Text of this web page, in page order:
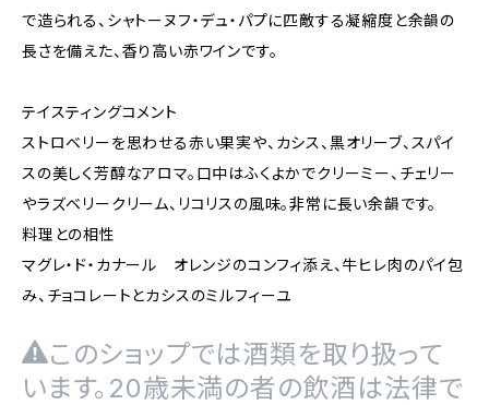
で造られる、シャトーヌフ・デュ・パプに匹敵する凝縮度と余韻の
長さを備えた、香り高い赤ワインです。
テイスティングコメント
ストロベリーを思わせる赤い果実や、カシス、黒オリーブ、スパイ
スの美しく芳醇なアロマ。口中はふくよかでクリーミー、チェリー
やラズベリークリーム、リコリスの風味。非常に長い余韻です。
料理との相性
マグレ・ド・カナール オレンジのコンフィ添え、牛ヒレ肉のパイ包
み、チョコレートとカシスのミルフィーユ
このショップでは酒類を取り扱って
います。20歳未満の者の飲酒は法律で